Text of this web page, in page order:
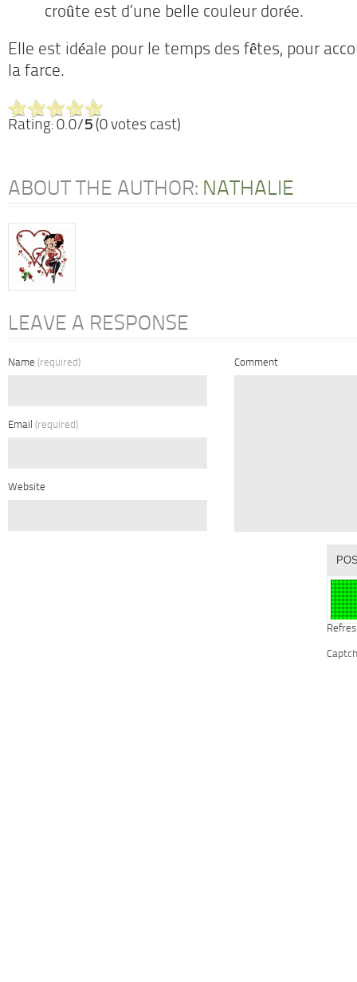
croûte est d’une belle couleur dorée.
Elle est idéale pour le temps des fêtes, pour
la farce.
Rating: 0.0/5 (0 votes cast)
ABOUT THE AUTHOR: NATHALIE
LEAVE A RESPONSE
Name (required)
Email (required)
Website
Comment